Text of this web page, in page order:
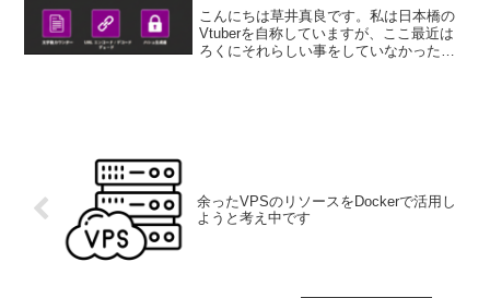
こんにちは草井真良です。私は日本橋の
Vtuberを自称していますが、ここ最近は
ろくにそれらしい事をしていなかったの
余ったVPSのリソースをDockerで活用し
ようと考え中です